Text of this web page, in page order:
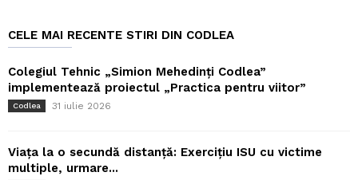
CELE MAI RECENTE STIRI DIN CODLEA
Colegiul Tehnic „Simion Mehedinți Codlea”
implementează proiectul „Practica pentru viitor”
Codlea 31 iulie 2026
Viața la o secundă distanță: Exercițiu ISU cu victime
multiple, urmare...